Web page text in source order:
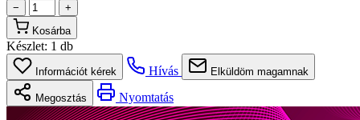
−
+
Kosárba
Készlet: 1 db
Információt kérek Hívás Elküldöm magamnak
Megosztás Nyomtatás